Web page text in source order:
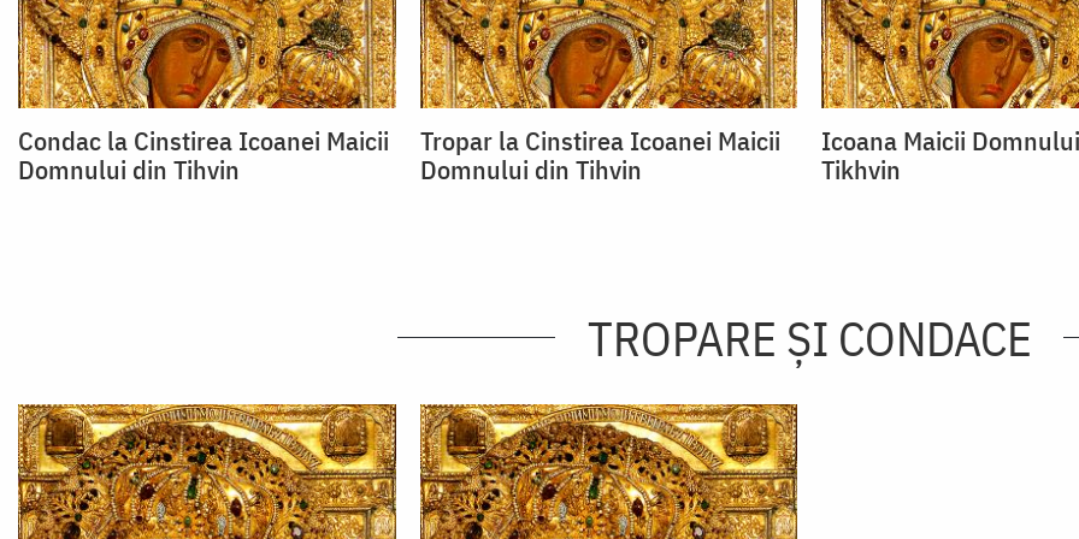
Condac la Cinstirea Icoanei Maicii
Domnului din Tihvin
Tropar la Cinstirea Icoanei Maicii
Domnului din Tihvin
Icoana Maicii
Tikhvin
TROPARE ȘI CONDACE